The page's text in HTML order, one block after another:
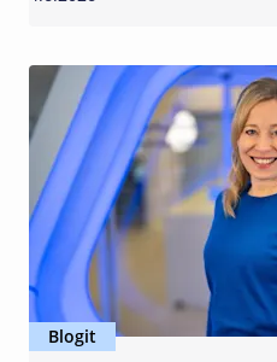
Blogit